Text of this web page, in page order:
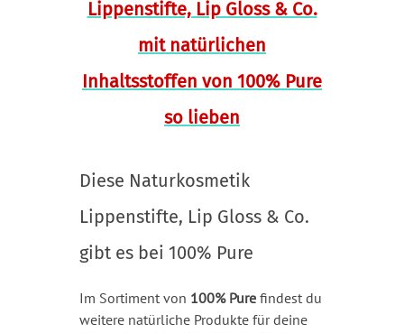
Diese Naturkosmetik
Lippenstifte, Lip Gloss & Co.
gibt es bei 100% Pure
Im Sortiment von 100% Purefindest du
weitere natürliche Produkte für deine